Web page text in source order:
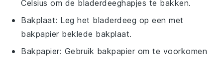
Celsius om de bladerdeeghapjes te bakken.
Bakplaat: Leg het bladerdeeg op een met
bakpapier beklede bakplaat.
Bakpapier: Gebruik bakpapier om te voorkomen